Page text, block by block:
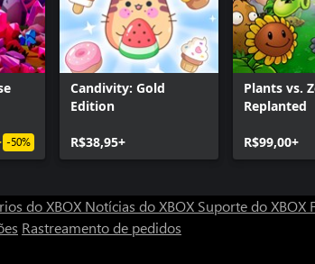
este jogo com a ajuda da
marcos e ouvindo atentamente o feedback
-50%
Candivity: Gold
Edition
R$38,95+
Plants vs.
Replanted
R$99,00+
do XBOX Notícias do XBOX Suporte do XBOX
Rastreamento de pedidos